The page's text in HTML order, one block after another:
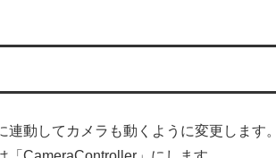
動してカメラも動くように変更します